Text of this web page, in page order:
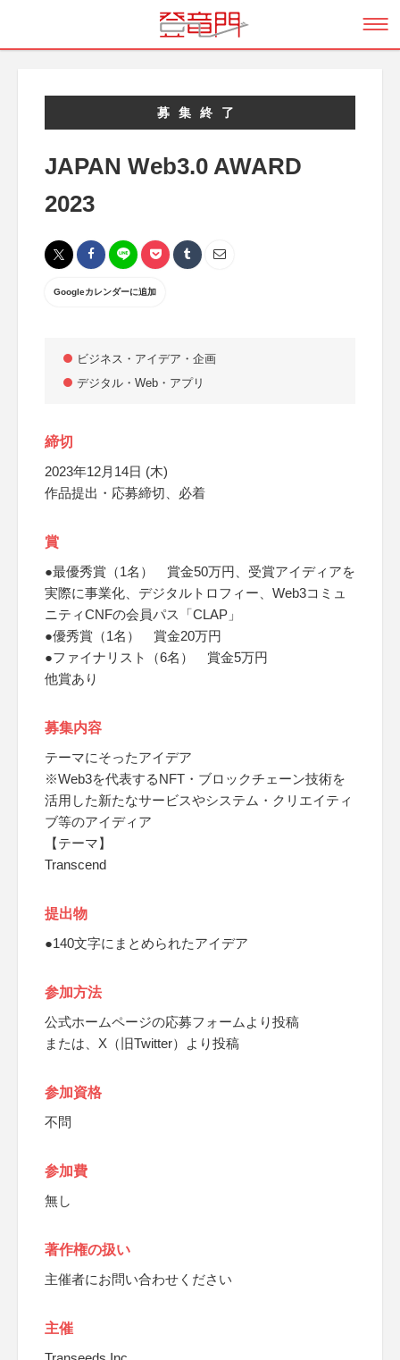
募集終了
JAPAN Web3.0 AWARD
2023
Googleカレンダーに追加
ビジネス・アイデア・企画
デジタル・Web・アプリ
締切
2023年12月14日 (木)
作品提出・応募締切、必着
賞
●最優秀賞（1名） 賞金50万円、受賞アイディアを
実際に事業化、デジタルトロフィー、Web3コミュ
ニティCNFの会員パス「CLAP」
●優秀賞（1名） 賞金20万円
●ファイナリスト（6名） 賞金5万円
他賞あり
募集内容
テーマにそったアイデア
※Web3を代表するNFT・ブロックチェーン技術を
活用した新たなサービスやシステム・クリエイティ
ブ等のアイディア
【テーマ】
Transcend
提出物
●140文字にまとめられたアイデア
参加方法
公式ホームページの応募フォームより投稿
または、X（旧Twitter）より投稿
参加資格
不問
参加費
無し
著作権の扱い
主催者にお問い合わせください
主催